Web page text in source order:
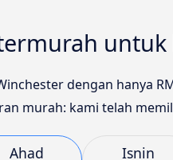
dengan hanya
murah: kami telah
Ahad Isnin